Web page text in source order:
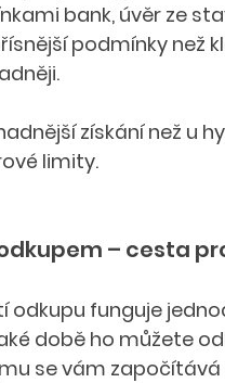
bank, úvěr ze
podmínky než
získání než u
limity.
– cesta
odkupu funguje
době ho můžete
se vám